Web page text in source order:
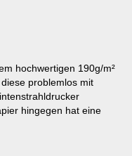
hochwertigen 190g/m²
problemlos mit
hingegen hat eine